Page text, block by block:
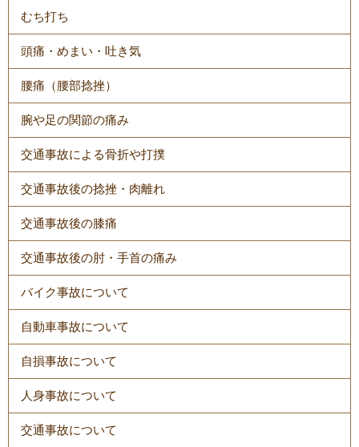
むち打ち
頭痛・めまい・吐き気
腰痛（腰部捻挫）
腕や足の関節の痛み
交通事故による骨折や打撲
交通事故後の捻挫・肉離れ
交通事故後の膝痛
交通事故後の肘・手首の痛み
バイク事故について
自動車事故について
自損事故について
人身事故について
交通事故について